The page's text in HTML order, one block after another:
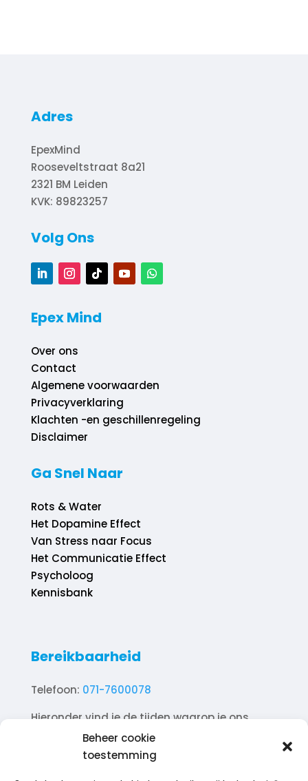
Beheer cookie
toestemming
Adres
EpexMind
Rooseveltstraat 8a21
2321 BM Leiden
KVK: 89823257
Volg Ons
Epex Mind
Over ons
Contact
Algemene voorwaarden
Privacyverklaring
Klachten -en geschillenregeling
Disclaimer
Ga Snel Naar
Rots & Water
Het Dopamine Effect
Van Stress naar Focus
Het Communicatie Effect
Psycholoog
Kennisbank
Bereikbaarheid
Telefoon: 071-7600078
Hieronder vind je de tijden waarop je ons
telefonisch kunt bereiken.
Ma. 10.00 – 18.00